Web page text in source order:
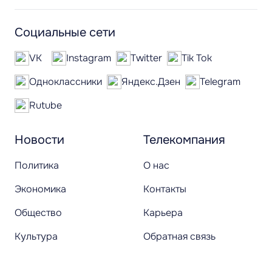
Новости
Политика
Экономика
Общество
Культура
Телекомпания
О нас
Контакты
Карьера
Обратная связь
Социальные сети
VK Instagram Twitter
Tik Tok
Одноклассники
Яндекс.Дзен
Telegram
Rutube